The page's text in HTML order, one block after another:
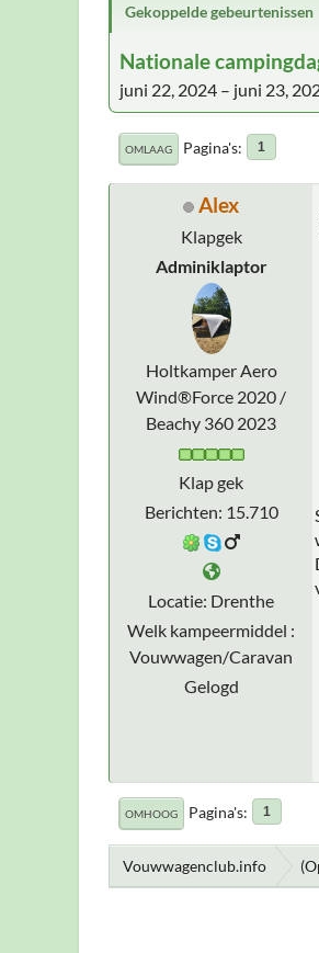
Gekoppelde gebeurtenissen
Nationale
juni 22, 2024 – juni 23,
OMLAAG Pagina's 1
Alex
Klapgek
Adminiklaptor
Holtkamper Aero
Wind®Force 2020 /
Beachy 360 2023
Klap gek
Berichten: 15.710
Locatie: Drenthe
Welk kampeermiddel :
Vouwwagen/Caravan
Gelogd
OMHOOG Pagina's 1
Vouwwagenclub.info